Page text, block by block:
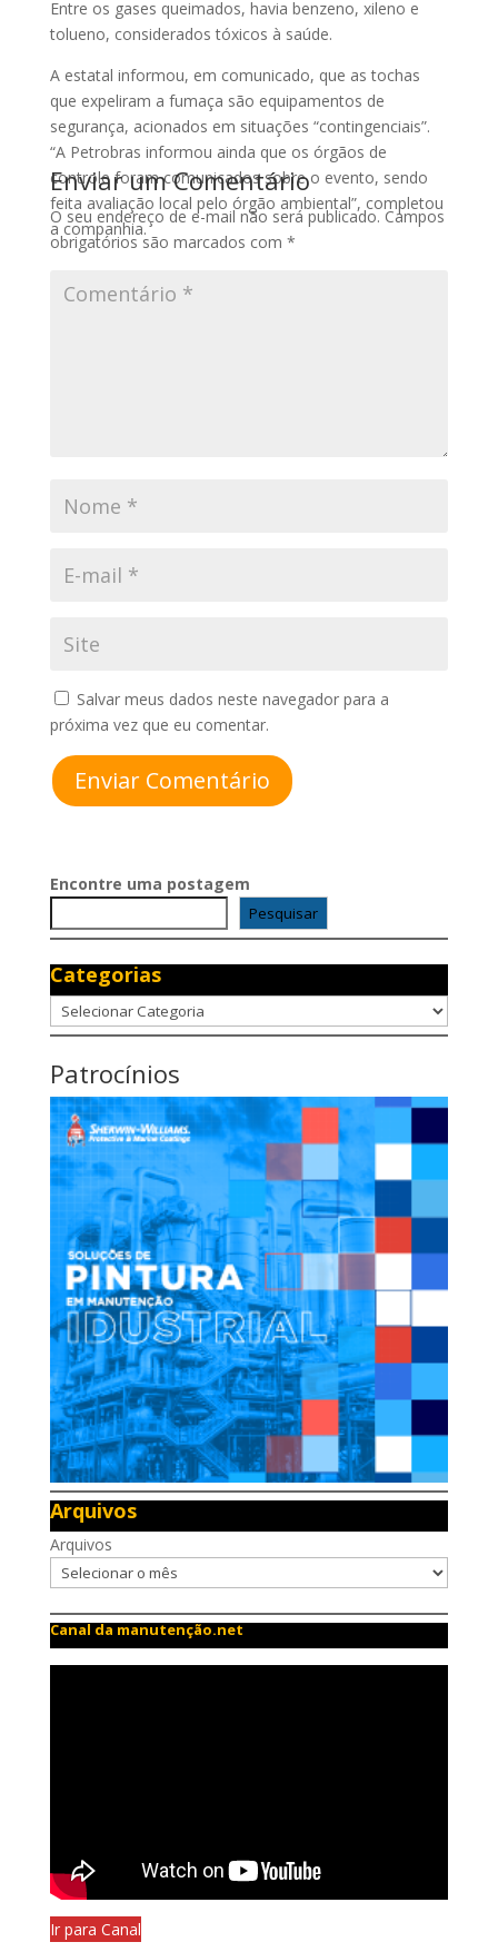
Entre os gases queimados, havia benzeno, xileno e
tolueno, considerados tóxicos à saúde.
A estatal informou, em comunicado, que as tochas
que expeliram a fumaça são equipamentos de
segurança, acionados em situações “contingenciais”.
“A Petrobras informou ainda que os órgãos de
controle foram comunicados sobre o evento, sendo
feita avaliação local pelo órgão ambiental”, completou
a companhia.
Enviar um Comentário
O seu endereço de e-mail não será publicado. Campos
obrigatórios são marcados com *
Salvar meus dados neste navegador para a
próxima vez que eu comentar.
Enviar Comentário
Encontre uma postagem
Pesquisar
Categorias
Categorias
Patrocínios
Arquivos
Arquivos
Canal da manutenção.net
Ir para Canal